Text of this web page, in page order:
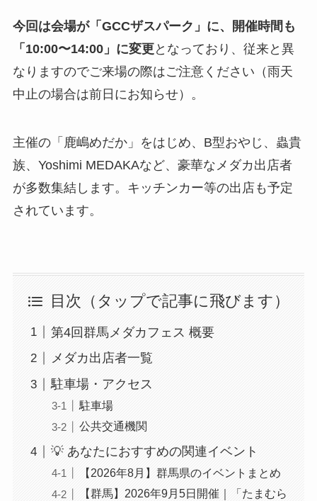
今回は会場が「GCCザスパーク」に、開催時間も
「10:00〜14:00」に変更となっており、従来と異
なりますのでご来場の際はご注意ください（雨天
中止の場合は前日にお知らせ）。
主催の「鹿嶋めだか」をはじめ、B型おやじ、蟲貴
族、Yoshimi MEDAKAなど、豪華なメダカ出店者
が多数集結します。キッチンカー等の出店も予定
されています。
目次（タップで記事に飛びます）
第4回群馬メダカフェス 概要
メダカ出店者一覧
駐車場・アクセス
駐車場
公共交通機関
💡 あなたにおすすめの関連イベント
【2026年8月】群馬県のイベントまとめ
【群馬】2026年9月5日開催｜「たまむら